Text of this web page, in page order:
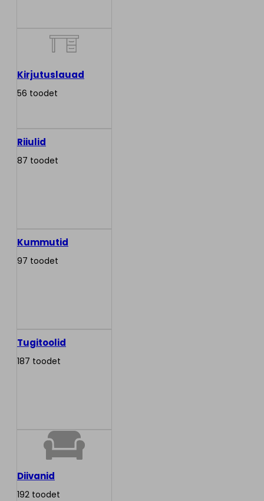
Kirjutuslauad
56 toodet
Riiulid
87 toodet
Kummutid
97 toodet
Tugitoolid
187 toodet
Diivanid
192 toodet